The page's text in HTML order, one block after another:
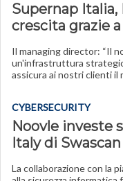
Supernap
crescita grazie a
Il managing director: “Il
un'infrastruttura
assicura ai nostri clienti il
CYBERSECURITY
Noovle investe
Italy di Swascan
La collaborazione con la